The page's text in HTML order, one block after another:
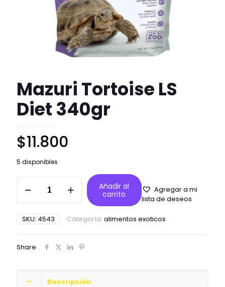
Mazuri Tortoise LS
Diet 340gr
$11.800
5 disponibles
Tortoise
340gr
Añadir al
carrito
Agregar a mi
lista de deseos
SKU: 4543 Categoría: alimentos exoticos
Share
Descripción